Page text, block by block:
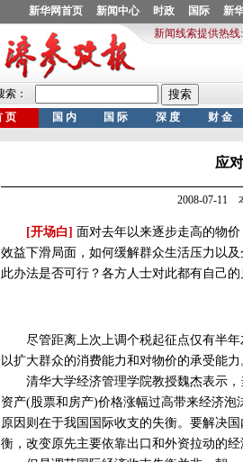
应
2008-07-11
[开场白] 面对去年以来逐步走高的物
效益下滑局面，如何缓解群众生活压力以
此办法是否可行？各方人士对此都有自己的
尽管距离上次上调个税起征点仅有半年
以扩大群众的消费能力和对物价的承受能力
清华大学经济管理学院教授魏杰表示，
资产(股票和房产)价格涨幅过高带来经济
原因则在于我国国际收支的失衡。要解决
衡，改变原先主要依靠出口和外资拉动的经